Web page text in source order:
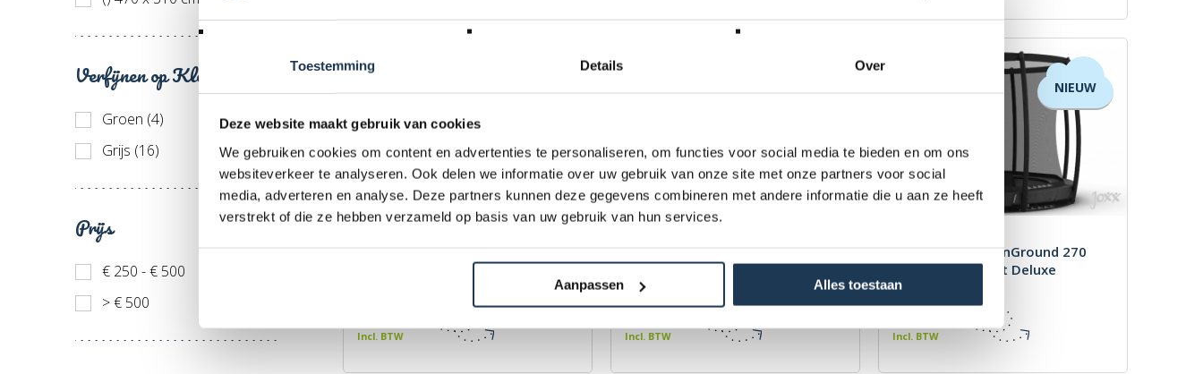
Toestemming Details Over
Deze website maakt gebruik van cookies
We gebruiken cookies om content en advertenties te personaliseren, om functies voor social media te bieden en om ons
websiteverkeer te analyseren. Ook delen we informatie over uw gebruik van onze site met onze partners voor social
media, adverteren en analyse. Deze partners kunnen deze gegevens combineren met andere informatie die u aan ze heeft
verstrekt of die ze hebben verzameld op basis van uw gebruik van hun services.
Aanpassen Alles toestaan
[] 500 x 300 cm (9)
() 520 x 345 cm (19)
Verfijnen op Kleur
Groen (4)
Grijs (16)
Prijs
€ 250 - € 500
> € 500
BERG Favorit InGround 330 Groen
+ Safety Net Comfort
Incl. BTW
BERG Favorit InGround 330 Grijs +
Safety Net Comfort
Merk: BERG
Incl. BTW
NIEUW
BERG Champion InGround 270
Grijs + Safety Net Deluxe
Merk: BERG
Incl. BTW